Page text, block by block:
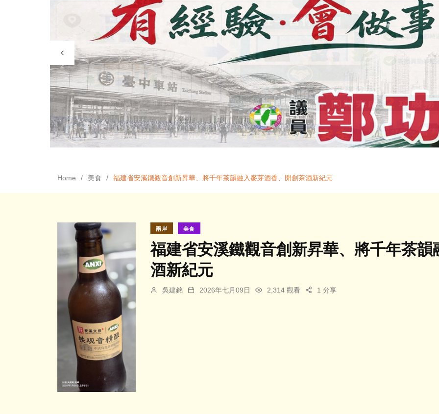
Home 美食 福建省安溪鐵觀音創新昇華、將千年茶韻融入麥芽酒香、開創茶酒新紀元
兩岸 美食
福建省安溪鐵觀音創新昇華、將千年茶
酒新紀元
吳建銘 2026年七月09日 2,314 觀看 1 分享